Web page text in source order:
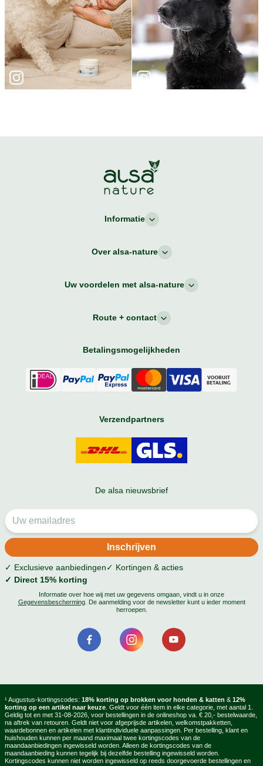
Informatie
Over alsa-nature
Uw voordelen met alsa-nature
Route + contact
Betalingsmogelijkheden
Verzendpartners
De alsa nieuwsbrief
✓ Exclusieve aanbiedingen✓ Kortingen & acties
✓ Direct 15% korting
Informatie over hoe wij met uw gegevens omgaan, vindt u in onze
Gegevensbescherming. De aanmelding voor de newsletter kunt u ieder moment
herroepen.
¹ Augustus-kortingscodes: 18% korting op brokken voor honden & katten & 12%
korting op een artikel naar keuze . Geldt voor één item in elke categorie, met aantal 1.
Geldig tot en met 31-08-2026, voor bestellingen in de onlineshop va. € 20,- bestelwaarde,
na aftrek van retouren. Geldt niet voor afgeprijsde artikelen, welkomstpakketten,
waardebonnen en artikelen met klantindividuele aanpassingen. Per bestelling, klant en
huishouden kunnen per maand maximaal twee kortingscodes van de
maandaanbiedingen ingewisseld worden. Alleen de kortingscodes van de
maandaanbieding kunnen tegelijk bij dezelfde bestelling ingewisseld worden.
Kortingscodes kunnen niet worden ingewisseld op reeds doorgevoerde bestellingen en